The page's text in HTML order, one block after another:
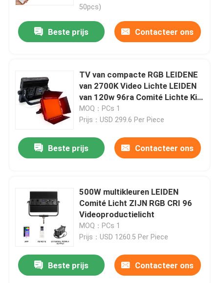
50pcs)
Beste prijs Contacteer ons
TV van compacte RGB LEIDENE
van 2700K Video Lichte LEIDEN
van 120w 96ra Comité Lichte Kit
For Photoghaphy
MOQ：PCs 1
Prijs：USD 299.6 Per Piece
Beste prijs Contacteer ons
500W multikleuren LEIDEN
Comité Licht ZIJN RGB CRI 96
Videoproductielicht
MOQ：PCs 1
Prijs：USD 1260.5 Per Piece
Beste prijs Contacteer ons